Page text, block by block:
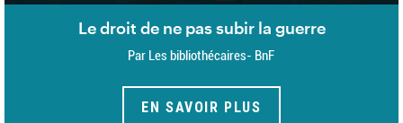
Le droit de ne pas subir la guerre
Par Les bibliothécaires- BnF
EN SAVOIR PLUS